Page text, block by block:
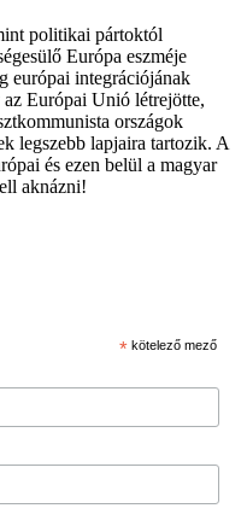
politikai pártoktól
Európa eszméje
európai integrációjának
Európai Unió létrejötte,
országok
legszebb lapjaira tartozik. A
és ezen belül a magyar
aknázni!
* kötelező mező